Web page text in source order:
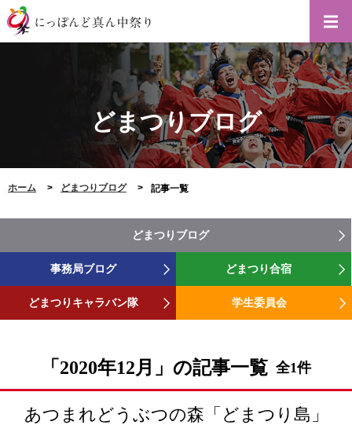
どまつりブログ
ホーム どまつりブログ 記事一覧
どまつりブログ
事務局ブログ どまつり合宿
どまつりキャラバン隊 学生委員会
「2020年12月」の記事一覧 全1件
あつまれどうぶつの森「どまつり島」